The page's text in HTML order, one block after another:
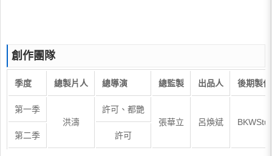
創作團隊
季度 總製片人 總導演 總監製 出品人 後期製作
第一季
洪濤
許可、都艷
張華立
呂煥斌
第二季
許可